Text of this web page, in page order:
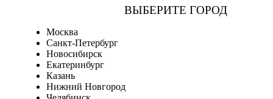
ВЫБЕРИТЕ ГОРОД
Москва
Санкт-Петербург
Новосибирск
Екатеринбург
Казань
Нижний Новгород